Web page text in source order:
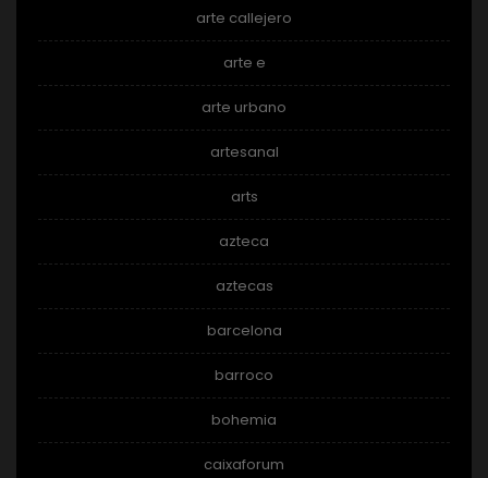
arte callejero
arte e
arte urbano
artesanal
arts
azteca
aztecas
barcelona
barroco
bohemia
caixaforum